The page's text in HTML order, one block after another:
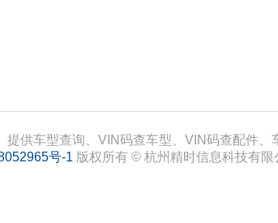
80
提供车型查询、VIN码查车型、VIN码查配件、
号-1 版权所有 © 杭州精时信息科技有限